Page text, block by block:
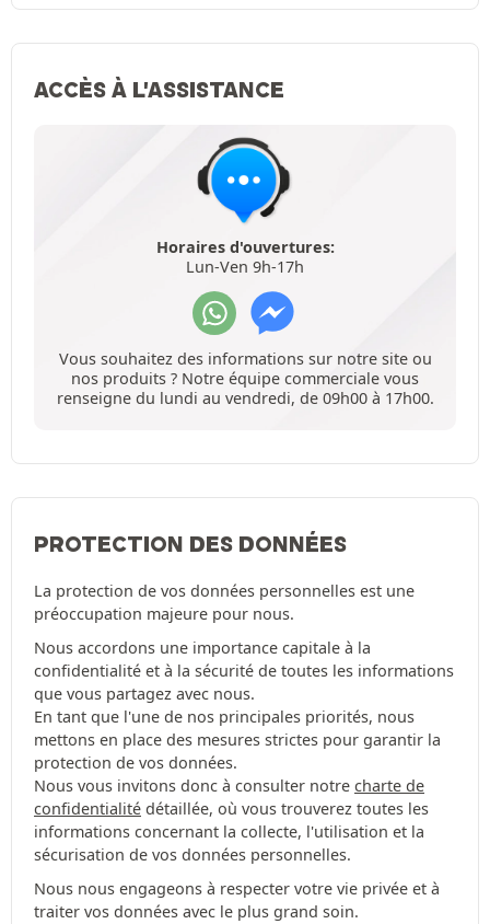
ACCÈS À L'ASSISTANCE
Horaires d'ouvertures:
Lun-Ven 9h-17h
Vous souhaitez des informations sur notre site ou
nos produits ? Notre équipe commerciale vous
renseigne du lundi au vendredi, de 09h00 à 17h00.
PROTECTION DES DONNÉES
La protection de vos données personnelles est une
préoccupation majeure pour nous.
Nous accordons une importance capitale à la
confidentialité et à la sécurité de toutes les informations
que vous partagez avec nous.
En tant que l'une de nos principales priorités, nous
mettons en place des mesures strictes pour garantir la
protection de vos données.
Nous vous invitons donc à consulter notre charte de
confidentialité détaillée, où vous trouverez toutes les
informations concernant la collecte, l'utilisation et la
sécurisation de vos données personnelles.
Nous nous engageons à respecter votre vie privée et à
traiter vos données avec le plus grand soin.